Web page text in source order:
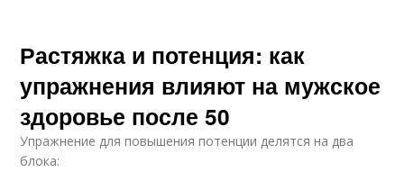
Растяжка и потенция: как
упражнения влияют на мужское
здоровье после 50
Упражнение для повышения потенции делятся на два
блока: